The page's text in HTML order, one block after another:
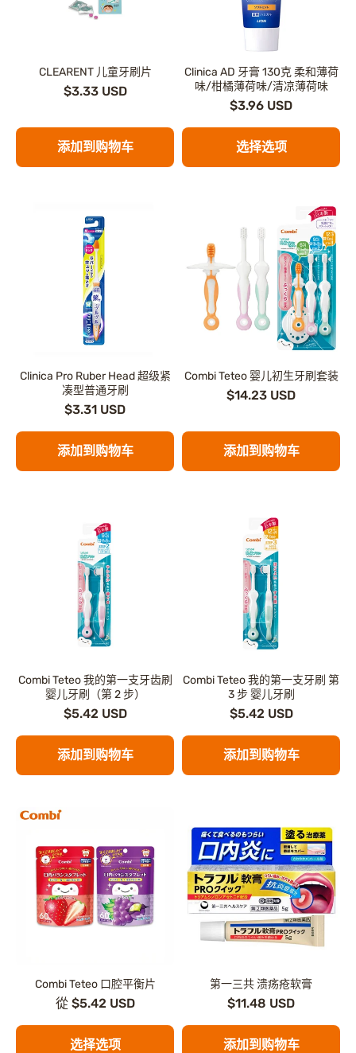
CLEARENT 儿童牙刷片
$3.33 USD
添加到购物车
Clinica AD 牙膏 130克 柔和薄荷
味/柑橘薄荷味/清凉薄荷味
$3.96 USD
选择选项
Clinica Pro Ruber Head 超级紧
凑型普通牙刷
$3.31 USD
添加到购物车
Combi Teteo 婴儿初生牙刷套装
$14.23 USD
添加到购物车
Combi Teteo 我的第一支牙齿刷
婴儿牙刷（第 2 步）
$5.42 USD
添加到购物车
Combi Teteo 我的第一支牙刷 第
3 步 婴儿牙刷
$5.42 USD
添加到购物车
Combi Teteo 口腔平衡片
從 $5.42 USD
选择选项
第一三共 溃疡疮软膏
$11.48 USD
添加到购物车